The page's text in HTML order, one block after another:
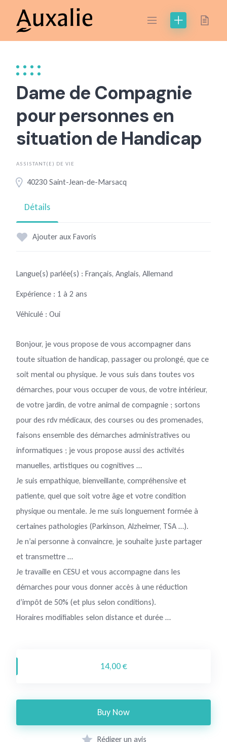
content
Dame de Compagnie
pour personnes en
situation de Handicap
ASSISTANT(E) DE VIE
40230 Saint-Jean-de-Marsacq
Détails
Ajouter aux Favoris
Langue(s) parlée(s) : Français, Anglais, Allemand
Expérience : 1 à 2 ans
Véhiculé : Oui
Bonjour, je vous propose de vous accompagner dans
toute situation de handicap, passager ou prolongé, que ce
soit mental ou physique. Je vous suis dans toutes vos
démarches, pour vous occuper de vous, de votre intérieur,
de votre jardin, de votre animal de compagnie ; sortons
pour des rdv médicaux, des courses ou des promenades,
faisons ensemble des démarches administratives ou
informatiques ; je vous propose aussi des activités
manuelles, artistiques ou cognitives …
Je suis empathique, bienveillante, compréhensive et
patiente, quel que soit votre âge et votre condition
physique ou mentale. Je me suis longuement formée à
certaines pathologies (Parkinson, Alzheimer, TSA …).
Je n’ai personne à convaincre, je souhaite juste partager
et transmettre …
Je travaille en CESU et vous accompagne dans les
démarches pour vous donner accès à une réduction
d’impôt de 50% (et plus selon conditions).
Horaires modifiables selon distance et durée …
14,00 €
Buy Now
Rédiger un avis